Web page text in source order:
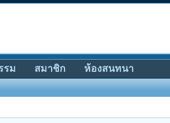
รม สมาชิก ห้องสนทนา